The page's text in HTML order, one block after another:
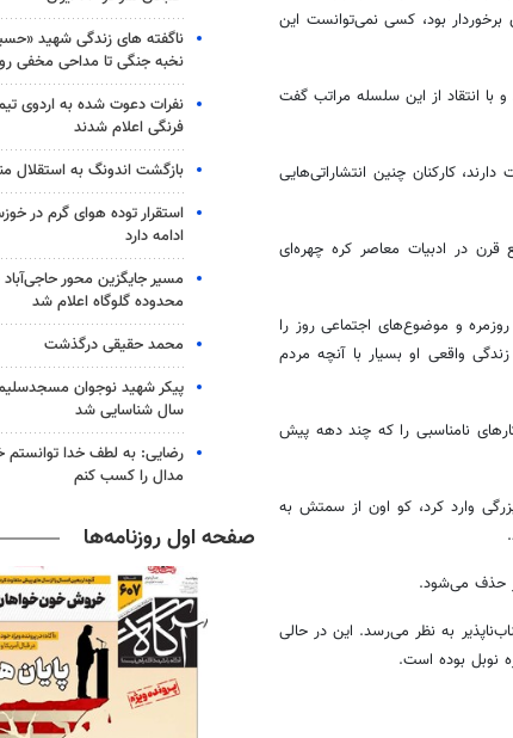
برخوردار بود، کسی نمی‌توانست این
با انتقاد از این سلسله مراتب گفت
کارکنان چنین انتشاراتی‌هایی
و بیش از یک ربع قرن در ادبیات معاصر کره چهره‌ای
و موضوع‌های اجتماعی روز را
واقعی او بسیار با آنچه مردم
نامناسبی را که چند دهه پیش
وارد کرد، کو اون از سمتش به
حذف می‌شود.
به نظر می‌رسد. این در حالی
ناگفته های زندگی شهید
نخبه جنگی تا مداحی مخفی
نفرات دعوت شده به اردوی
فرنگی اعلام شدند
بازگشت اندونگ به استقلال
استقرار توده هوای گرم در
ادامه دارد
مسیر جایگزین محور
محدوده گلوگاه اعلام شد
محمد حقیقی درگذشت
سال شناسایی شد
رضایی: به لطف خدا توانستم
مدال را کسب کنم
صفحه اول روزنامه‌ها